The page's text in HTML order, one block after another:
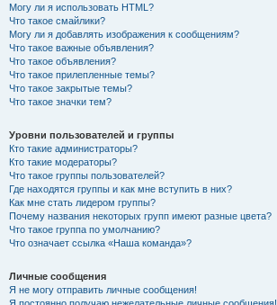
Могу ли я использовать HTML?
Что такое смайлики?
Могу ли я добавлять изображения к сообщениям?
Что такое важные объявления?
Что такое объявления?
Что такое прилепленные темы?
Что такое закрытые темы?
Что такое значки тем?
Уровни пользователей и группы
Кто такие администраторы?
Кто такие модераторы?
Что такое группы пользователей?
Где находятся группы и как мне вступить в них?
Как мне стать лидером группы?
Почему названия некоторых групп имеют разные цвета?
Что такое группа по умолчанию?
Что означает ссылка «Наша команда»?
Личные сообщения
Я не могу отправить личные сообщения!